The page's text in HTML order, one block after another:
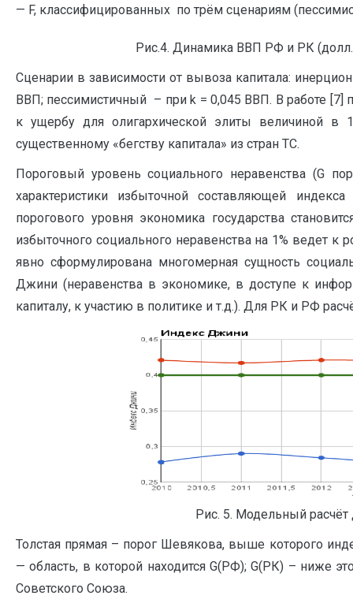
— F, классифицированных по трём сценариям
Рис.4. Динамика ВВП РФ и РК
Сценарии в зависимости от вывоза капитала:
ВВП; пессимистичный – при k = 0,045 ВВП. В работе [7]
к ущербу для олигархической элиты величиной
существенному «бегству капитала» из стран ТС.
Пороговый уровень социального неравенства (G
характеристики избыточной составляющей
порогового уровня экономика государства
избыточного социального неравенства на 1% ведет
явно сформулирована многомерная сущность
Джини (неравенства в экономике, в доступе к
капиталу, к участию в политике и т.д.). Для РК и РФ
Рис. 5. Модельный
Толстая прямая – порог Шевякова, выше которого
— область, в которой находится G(РФ); G(РК) – ниже
Советского Союза.